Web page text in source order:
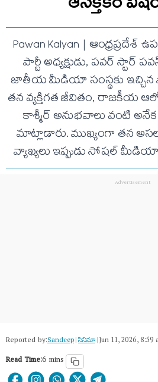
Pawan Kalyan | ఆంధ్రప్రదేశ్
పార్టీ అధ్యక్షుడు, పవర్
జాతీయ మీడియా సంస్థకు ఇచ్చిన
తన వ్యక్తిగత జీవితం, రాజకీయ
కాశ్మీర్ అనుభవాలు వంటి
మాట్లాడారు. ముఖ్యంగా తన
వ్యాఖ్యలు ఇప్పుడు సోషల్
Reported by:Sandeep|సినిమా|Jun 11, 2026, 8:59
Read Time:6 mins